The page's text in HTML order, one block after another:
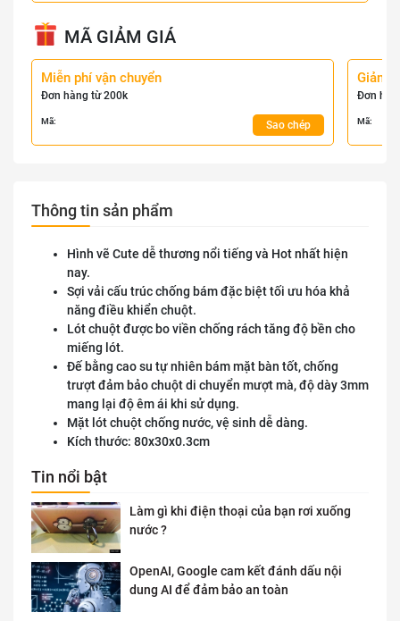
MÃ GIẢM GIÁ
Miễn phí vận chuyển
Đơn hàng từ 200k
Mã: Sao chép
Giảm
Đơn
Mã:
Thông tin sản phẩm
Hình vẽ Cute dễ thương nổi tiếng và Hot nhất hiện
nay.
Sợi vải cấu trúc chống bám đặc biệt tối ưu hóa khả
năng điều khiển chuột.
Lót chuột được bo viền chống rách tăng độ bền cho
miếng lót.
Đế bằng cao su tự nhiên bám mặt bàn tốt, chống
trượt đảm bảo chuột di chuyển mượt mà, độ dày 3mm
mang lại độ êm ái khi sử dụng.
Mặt lót chuột chống nước, vệ sinh dễ dàng.
Kích thước: 80x30x0.3cm
Tin nổi bật
Làm gì khi điện thoại của bạn rơi xuống
nước ?
OpenAI, Google cam kết đánh dấu nội
dung AI để đảm bảo an toàn